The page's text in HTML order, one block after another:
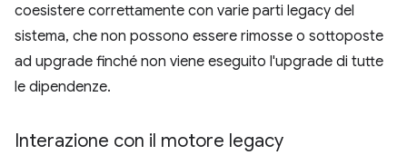
coesistere correttamente con varie parti legacy del
sistema, che non possono essere rimosse o sottoposte
ad upgrade finché non viene eseguito l'upgrade di tutte
le dipendenze.
Interazione con il motore legacy